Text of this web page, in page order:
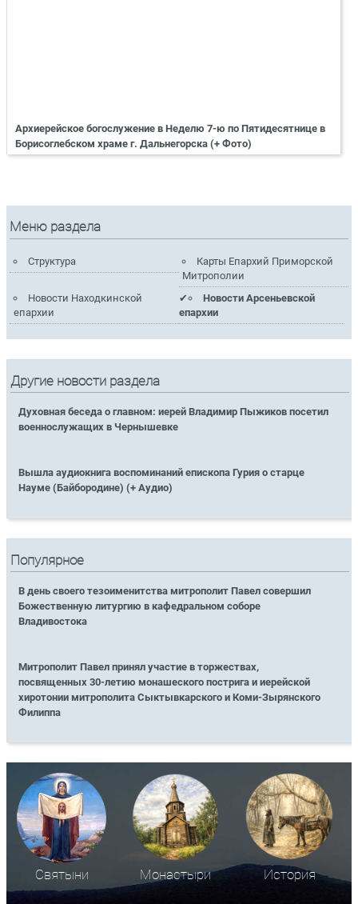
Архиерейское богослужение в Неделю 7-ю по Пятидесятнице в
Борисоглебском храме г. Дальнегорска (+ Фото)
Меню раздела
Структура
Карты Епархий Приморской
Митрополии
Новости Находкинской
епархии
Новости Арсеньевской
епархии
Другие новости раздела
Духовная беседа о главном: иерей Владимир Пыжиков посетил
военнослужащих в Чернышевке
Вышла аудиокнига воспоминаний епископа Гурия о старце
Науме (Байбородине) (+ Аудио)
Популярное
В день своего тезоименитства митрополит Павел совершил
Божественную литургию в кафедральном соборе
Владивостока
Митрополит Павел принял участие в торжествах,
посвященных 30-летию монашеского пострига и иерейской
хиротонии митрополита Сыктывкарского и Коми-Зырянского
Филиппа
Святыни Монастыри История